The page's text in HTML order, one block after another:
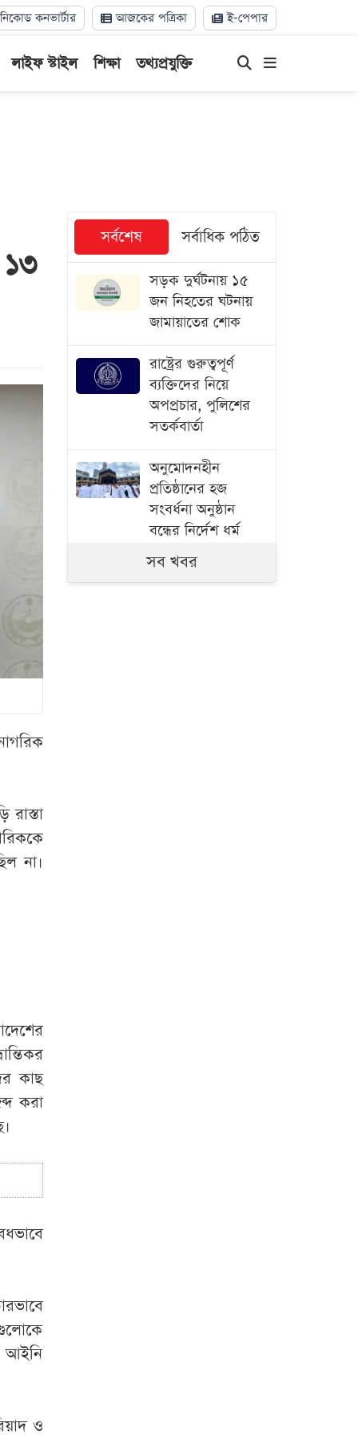
কনভার্টার আজকের পত্রিকা ই-পেপার
লাইফ স্টাইল শিক্ষা তথ্যপ্রযুক্তি
রাস্তা
না।
কাছ
করা
আইনি
ও
সর্বশেষ সর্বাধিক পঠিত
সড়ক দুর্ঘটনায় ১৫
জন নিহতের ঘটনায়
জামায়াতের শোক
রাষ্ট্রের গুরুত্বপূর্ণ
ব্যক্তিদের নিয়ে
অপপ্রচার, পুলিশের
সতর্কবার্তা
অনুমোদনহীন
প্রতিষ্ঠানের হজ
সংবর্ধনা অনুষ্ঠান
বন্ধের নির্দেশ ধর্ম
মন্ত্রণালয়ের
সব খবর